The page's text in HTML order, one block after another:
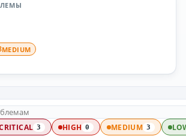
MEDIUM
3 HIGH 0 MEDIUM 3